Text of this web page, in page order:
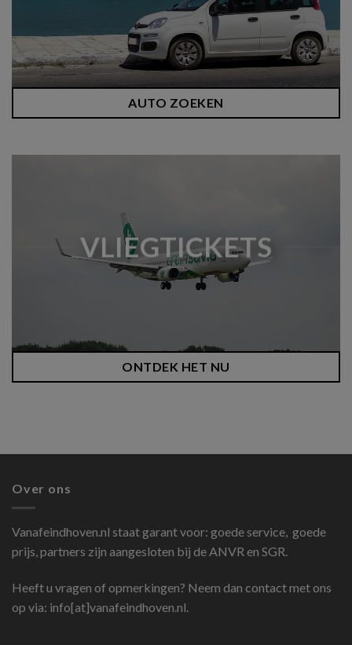
AUTO ZOEKEN
VLIEGTICKETS
ONTDEK HET NU
Over ons
Vanafeindhoven.nl staat garant voor: goede service, goede
prijs, partners zijn aangesloten bij de ANVR en SGR.
Heeft u vragen of opmerkingen? Neem dan contact met ons
op via: info[at]vanafeindhoven.nl.